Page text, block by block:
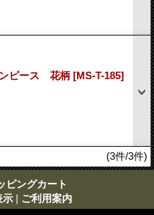
ンピース 花柄 [MS-T-185]
(3件/3件)
ピングカート
示 | ご利用案内